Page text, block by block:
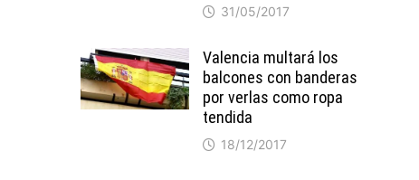
31/05/2017
Valencia multará los
balcones con banderas
por verlas como ropa
tendida
18/12/2017